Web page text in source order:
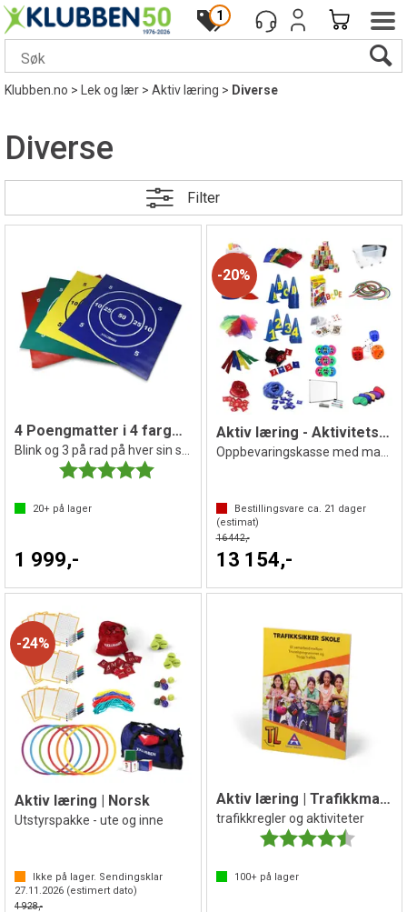
1
Klubben.no> Lek og lær>Aktiv læring> Diverse
Diverse
Filter
4 Poengmatter i 4 farger 100x100 cm
Karakter:
5.0 av 5 mulige
20+ på lager
1 999,-
20%
Aktiv læring - Aktivitetskiste
Bestillingsvare ca. 21 dager
(estimat)
16 442,-
13 154,-
24%
Aktiv læring | Norsk
Utstyrspakke - ute og inne
Ikke på lager. Sendingsklar
27.11.2026 (estimert dato)
4 928,-
Aktiv læring | Trafikkmanual
trafikkregler og aktiviteter
Karakter:
100+på lager